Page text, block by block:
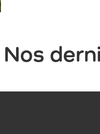
Nos